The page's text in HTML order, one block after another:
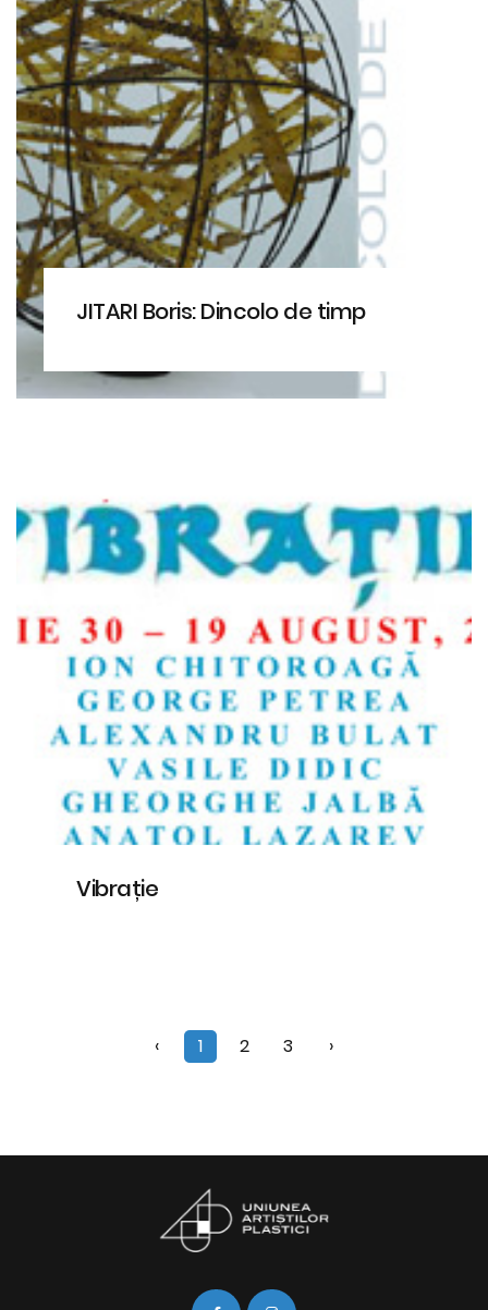
JITARI Boris: Dincolo de timp
Vibrație
‹ 1 2 3 ›